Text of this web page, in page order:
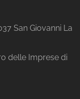
San Giovanni La
delle Imprese di